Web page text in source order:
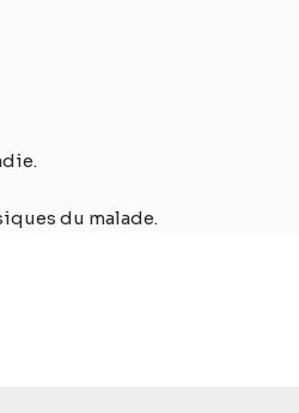
du malade.